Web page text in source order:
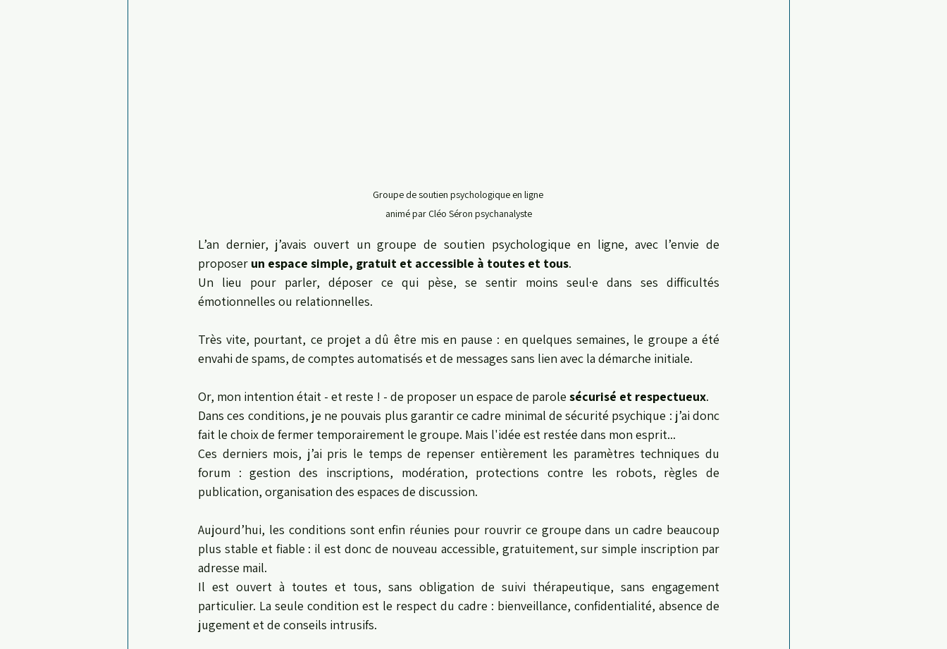
Groupe de soutien psychologique en ligne
animé par Cléo Séron psychanalyste
L’an dernier, j’avais ouvert un groupe de soutien psychologique en ligne, avec l’envie de
proposer un espace simple, gratuit et accessible à toutes et tous.
Un lieu pour parler, déposer ce qui pèse, se sentir moins seul·e dans ses difficultés
émotionnelles ou relationnelles.
Très vite, pourtant, ce projet a dû être mis en pause : en quelques semaines, le groupe a été
envahi de spams, de comptes automatisés et de messages sans lien avec la démarche initiale.
Or, mon intention était - et reste ! - de proposer un espace de parole sécurisé et respectueux.
Dans ces conditions, je ne pouvais plus garantir ce cadre minimal de sécurité psychique : j’ai donc
fait le choix de fermer temporairement le groupe. Mais l'idée est restée dans mon esprit...
Ces derniers mois, j’ai pris le temps de repenser entièrement les paramètres techniques du
forum : gestion des inscriptions, modération, protections contre les robots, règles de
publication, organisation des espaces de discussion.
Aujourd’hui, les conditions sont enfin réunies pour rouvrir ce groupe dans un cadre beaucoup
plus stable et fiable : il est donc de nouveau accessible, gratuitement, sur simple inscription par
adresse mail.
Il est ouvert à toutes et tous, sans obligation de suivi thérapeutique, sans engagement
particulier. La seule condition est le respect du cadre : bienveillance, confidentialité, absence de
jugement et de conseils intrusifs.